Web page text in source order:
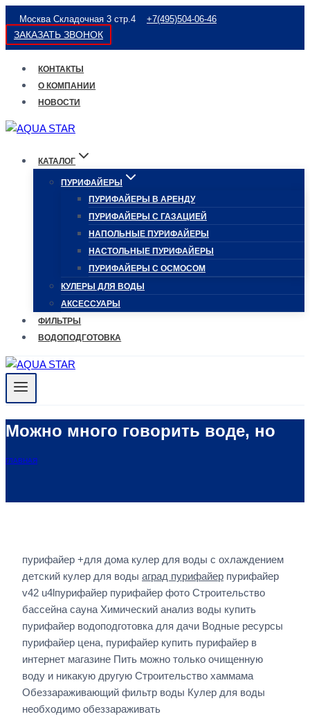
Перейти
к
содержимому
Москва Складочная 3 стр.4 +7(495)504-06-46
ЗАКАЗАТЬ ЗВОНОК
КОНТАКТЫ
О КОМПАНИИ
НОВОСТИ
КАТАЛОГ
ПУРИФАЙЕРЫ
ПУРИФАЙЕРЫ В АРЕНДУ
ПУРИФАЙЕРЫ С ГАЗАЦИЕЙ
НАПОЛЬНЫЕ ПУРИФАЙЕРЫ
НАСТОЛЬНЫЕ ПУРИФАЙЕРЫ
ПУРИФАЙЕРЫ С ОСМОСОМ
КУЛЕРЫ ДЛЯ ВОДЫ
АКСЕССУАРЫ
ФИЛЬТРЫ
ВОДОПОДГОТОВКА
Можно много говорить воде, но
ГЛАВНАЯ
пурифайер +для дома кулер для воды с охлаждением
детский кулер для воды аград пурифайер пурифайер
v42 u4lпурифайер пурифайер фото Строительство
бассейна сауна Химический анализ воды купить
пурифайер водоподготовка для дачи Водные ресурсы
пурифайер цена, пурифайер купить пурифайер в
интернет магазине Пить можно только очищенную
воду и никакую другую Строительство хаммама
Обеззараживающий фильтр воды Кулер для воды
необходимо обеззараживать